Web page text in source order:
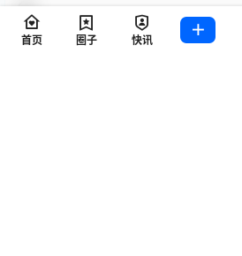
首页 圈子 快讯